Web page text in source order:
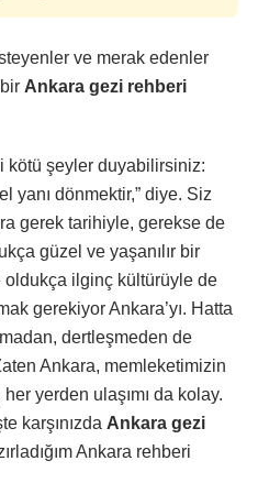
Ankara gezi rehberi
kötü şeyler duyabilirsiniz:
yanı dönmektir,” diye. Siz
gerek tarihiyle, gerekse de
güzel ve yaşanılır bir
oldukça ilginç kültürüyle de
gerekiyor Ankara’yı. Hatta
dertleşmeden de
Ankara, memleketimizin
yerden ulaşımı da kolay.
karşınızda Ankara gezi
Ankara rehberi